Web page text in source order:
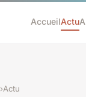
AccueilActu
›Actu